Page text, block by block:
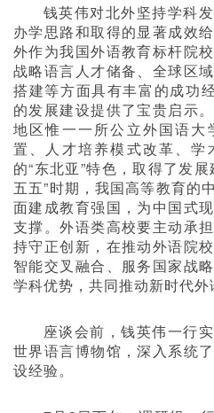
钱英伟对北外坚持学科
办学思路和取得的显著成效
外作为我国外语教育标杆院
战略语言人才储备、全球区
搭建等方面具有丰富的成功
的发展建设提供了宝贵启示
地区惟一一所公立外国语大
置、人才培养模式改革、学
的“东北亚”特色，取得了发
五五”时期，我国高等教育的
面建成教育强国，为中国式
支撑。外语类高校要主动承
持守正创新，在推动外语院
智能交叉融合、服务国家战
学科优势，共同推动新时代外
座谈会前，钱英伟一行
世界语言博物馆，深入系统
设经验。